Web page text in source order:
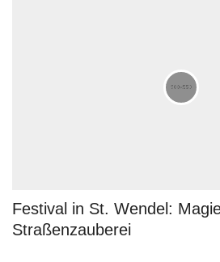
Festival in St. Wendel:
Straßenzauberei